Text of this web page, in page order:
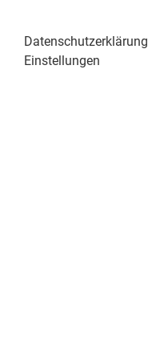
Datenschutzerklärung
Einstellungen